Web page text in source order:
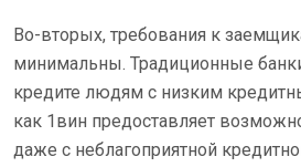
Во-вторых, требования к
минимальны. Традиционные
кредите людям с низким
как 1вин предоставляет
даже с неблагоприятной